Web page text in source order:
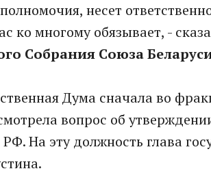
несет
ко многому обязывает, -
Собрания Союза
Дума сначала во
вопрос об
На эту должность глава